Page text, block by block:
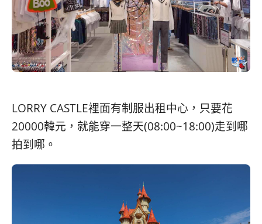
LORRY CASTLE裡面有制服出租中心，只要花
20000韓元，就能穿一整天(08:00~18:00)走到哪
拍到哪。